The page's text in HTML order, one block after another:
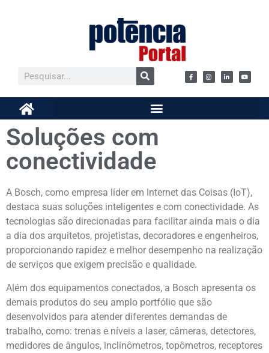
Soluções com
conectividade
A Bosch, como empresa líder em Internet das Coisas (IoT),
destaca suas soluções inteligentes e com conectividade. As
tecnologias são direcionadas para facilitar ainda mais o dia
a dia dos arquitetos, projetistas, decoradores e engenheiros,
proporcionando rapidez e melhor desempenho na realização
de serviços que exigem precisão e qualidade.
Além dos equipamentos conectados, a Bosch apresenta os
demais produtos do seu amplo portfólio que são
desenvolvidos para atender diferentes demandas de
trabalho, como: trenas e níveis a laser, câmeras, detectores,
medidores de ângulos, inclinômetros, topômetros, receptores